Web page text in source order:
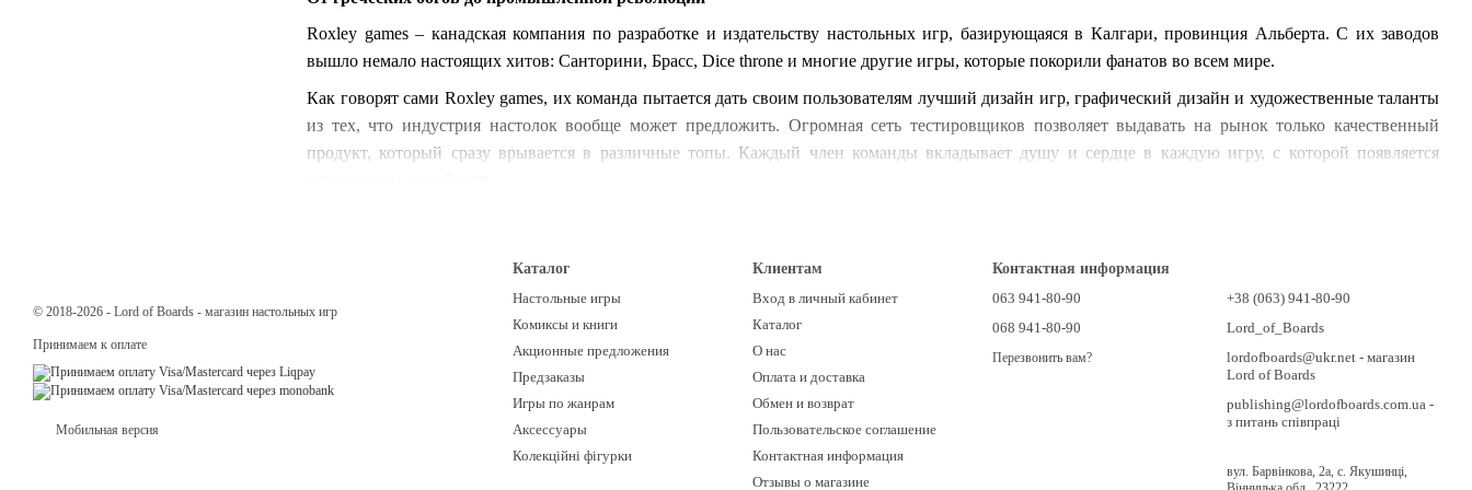
Roxley games – канадская компания по разработке и издательству настольных игр, базирующаяся в Калгари, провинция Альберта. С их заводов
вышло немало настоящих хитов: Санторини, Брасс, Dice throne и многие другие игры, которые покорили фанатов во всем мире.
Как говорят сами Roxley games, их команда пытается дать своим пользователям лучший дизайн игр, графический дизайн и художественные таланты
из тех, что индустрия настолок вообще может предложить. Огромная сеть тестировщиков позволяет выдавать на рынок только качественный
продукт, который сразу врывается в различные топы. Каждый член команды вкладывает душу и сердце в каждую игру, с которой появляется
Kickstarter появилось переиздание последней под названием Брасс: Ланкашир, а также продолжение Брасс: Биримингем. Обе версии взлетели в топ
лучших игр, а Бирмингем на осень 2020 занимает 3 место. И появление на свет Dice throne с продолжением не прошли незамеченными.
Настольные игры Roxley games можно купить в Виннице в нашем магазине Lord of Boards по адресу в
Контактна інформація. Также вы можете
www.lordofboards.com.ua
с доставкой по всей Украине (Киев, Львов, Харьков, Днепр, Запорожье, Луцк, Одесса, Херсон,
Тернополь, Черкассы и другие).
© 2018-2026 - Lord of Boards - магазин настольных игр
Принимаем к оплате
Мобильная версия
Каталог
Настольные игры
Комиксы и книги
Акционные предложения
Предзаказы
Игры по жанрам
Аксессуары
Колекційні фігурки
Клиентам
Вход в личный кабинет
Каталог
О нас
Оплата и доставка
Обмен и возврат
Пользовательское соглашение
Контактная информация
Отзывы о магазине
Контактная информация
063 941-80-90
068 941-80-90
Перезвонить вам?
+38 (063) 941-80-90
Lord_of_Boards
lordofboards@ukr.net - магазин
Lord of Boards
publishing@lordofboards.com.ua -
з питань співпраці
вул. Барвінкова, 2а, с. Якушинці,